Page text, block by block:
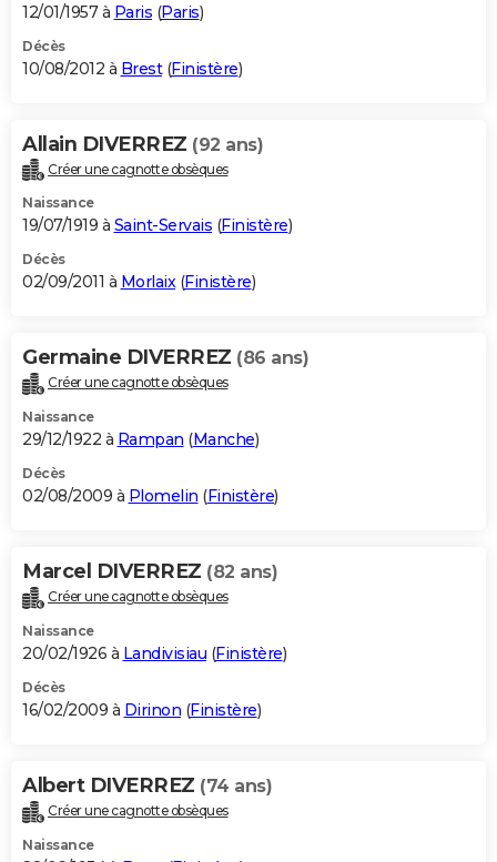
12/01/1957 à Paris (Paris)
Décès
10/08/2012 à Brest(Finistère)
Allain DIVERREZ (92 ans)
Créer une cagnotte obsèques
Naissance
19/07/1919 à Saint-Servais (Finistère)
Décès
02/09/2011 à Morlaix(Finistère)
Germaine DIVERREZ (86 ans)
Créer une cagnotte obsèques
Naissance
29/12/1922 à Rampan (Manche)
Décès
02/08/2009 à Plomelin (Finistère)
Marcel DIVERREZ (82 ans)
Créer une cagnotte obsèques
Naissance
20/02/1926 à Landivisiau (Finistère)
Décès
16/02/2009 à Dirinon (Finistère)
Albert DIVERREZ (74 ans)
Créer une cagnotte obsèques
Naissance